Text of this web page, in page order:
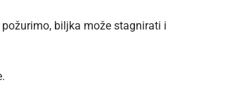
biljka može stagnirati i